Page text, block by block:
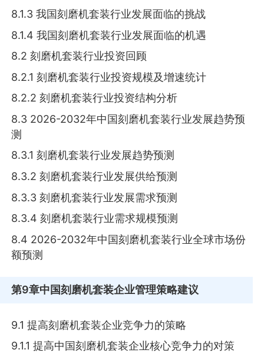
8.1.3 我国刻磨机套装行业发展面临的挑战
8.1.4 我国刻磨机套装行业发展面临的机遇
8.2 刻磨机套装行业投资回顾
8.2.1 刻磨机套装行业投资规模及增速统计
8.2.2 刻磨机套装行业投资结构分析
8.3 2026-2032年中国刻磨机套装行业发展趋势预
测
8.3.1 刻磨机套装行业发展趋势预测
8.3.2 刻磨机套装行业发展供给预测
8.3.3 刻磨机套装行业发展需求预测
8.3.4 刻磨机套装行业需求规模预测
8.4 2026-2032年中国刻磨机套装行业全球市场份
额预测
第9章中国刻磨机套装企业管理策略建议
9.1 提高刻磨机套装企业竞争力的策略
9.1.1 提高中国刻磨机套装企业核心竞争力的对策